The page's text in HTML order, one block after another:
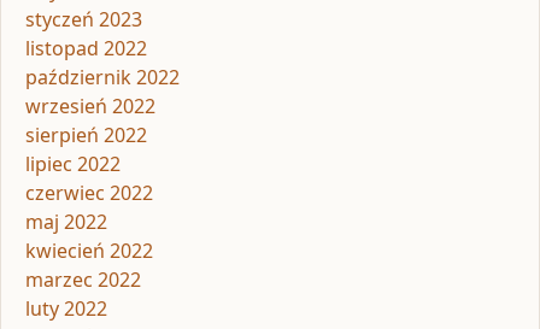
styczeń 2023
listopad 2022
październik 2022
wrzesień 2022
sierpień 2022
lipiec 2022
czerwiec 2022
maj 2022
kwiecień 2022
marzec 2022
luty 2022